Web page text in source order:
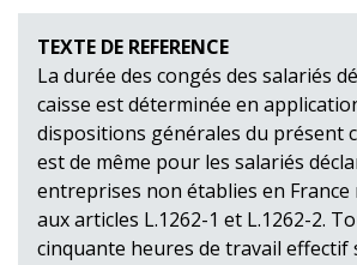
TEXTE DE REFERENCE
La durée des congés des salariés
caisse est déterminée en
dispositions générales du présent
est de même pour les salariés
entreprises non établies en
aux articles L.1262-1 et L.1262-2.
cinquante heures de travail effectif